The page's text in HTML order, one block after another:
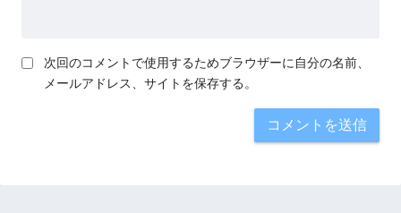
次回のコメントで使用するためブラウザーに自分の名前、
メールアドレス、サイトを保存する。